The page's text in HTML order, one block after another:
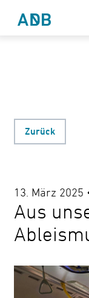
Zurück
13. März 2025
Aus